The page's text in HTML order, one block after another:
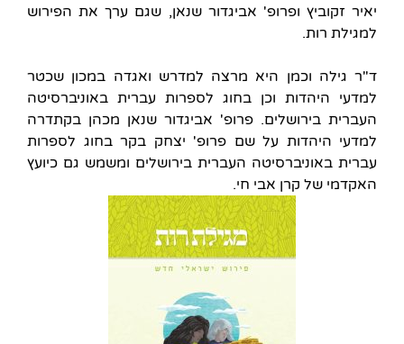
יאיר זקוביץ ופרופ' אביגדור שנאן, שגם ערך את הפירוש
למגילת רות.
ד"ר גילה וכמן היא מרצה למדרש ואגדה במכון שכטר
למדעי היהדות וכן בחוג לספרות עברית באוניברסיטה
העברית בירושלים. פרופ' אביגדור שנאן מכהן בקתדרה
למדעי היהדות על שם פרופ' יצחק בקר בחוג לספרות
עברית באוניברסיטה העברית בירושלים ומשמש גם כיועץ
האקדמי של קרן אבי חי.